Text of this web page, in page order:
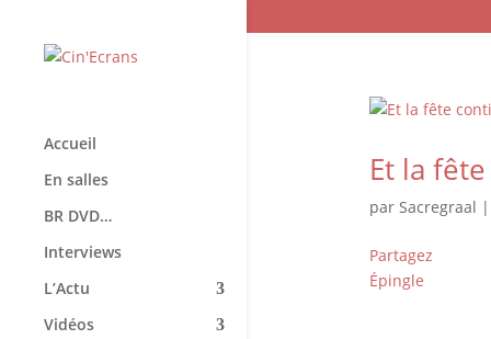
Accueil
En salles
BR DVD…
Interviews
L’Actu
Vidéos
Et la
par Sacregraal |
Partagez
Épingle